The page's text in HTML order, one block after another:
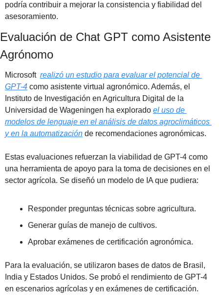
podría contribuir a mejorar la consistencia y fiabilidad del
asesoramiento.
Evaluación de Chat GPT como Asistente
Agrónomo
Microsoft realizó un estudio para evaluar el potencial de
GPT-4 como asistente virtual agronómico. Además, el
Instituto de Investigación en Agricultura Digital de la
Universidad de Wageningen ha explorado el uso de
modelos de lenguaje en el análisis de datos agroclimáticos
y en la automatización de recomendaciones agronómicas.
Estas evaluaciones refuerzan la viabilidad de GPT-4 como
una herramienta de apoyo para la toma de decisiones en el
sector agrícola. Se diseñó un modelo de IA que pudiera:
Responder preguntas técnicas sobre agricultura.
Generar guías de manejo de cultivos.
Aprobar exámenes de certificación agronómica.
Para la evaluación, se utilizaron bases de datos de Brasil,
India y Estados Unidos. Se probó el rendimiento de GPT-4
en escenarios agrícolas y en exámenes de certificación.